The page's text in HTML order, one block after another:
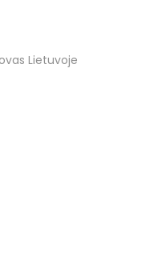
Lietuvoje